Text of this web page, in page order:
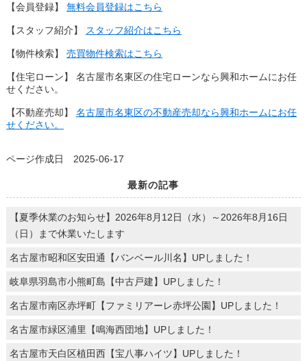
【会員登録】 無料会員登録はこちら
【スタッフ紹介】 スタッフ紹介はこちら
【物件検索】 売買物件検索はこちら
【住宅ローン】 名古屋市名東区の住宅ローンなら興和ホームにお任
せください。
【不動産売却】 名古屋市名東区の不動産売却なら興和ホームにお任
せください。
ページ作成日 2025-06-17
最新の記事
【夏季休業のお知らせ】2026年8月12日（水）～2026年8月16日
（日）まで休業いたします
名古屋市昭和区安田通【バンベール川名】UPしました！
岐阜県羽島市小熊町島【中古戸建】UPしました！
名古屋市南区赤坪町【ファミリアーレ赤坪公園】UPしました！
名古屋市緑区浦里【鳴海西団地】UPしました！
名古屋市天白区植田西【宝八事ハイツ】UPしました！